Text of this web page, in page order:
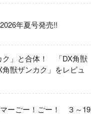
年夏号発売!!
ク」と合体！ 「DX角獣
獣ザンカク」をレビュ
マーごー！ごー！ ３～19